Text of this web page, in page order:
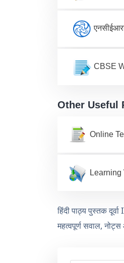
CBSE
Other Useful
Online
हिंदी पाठ्य पुस्तक
महत्वपूर्ण सवाल,